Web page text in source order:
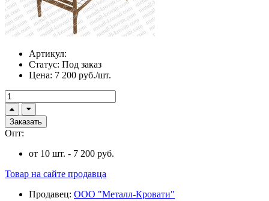
Артикул:
Статус: Под заказ
Цена: 7 200 руб./шт.
Заказать
Опт:
от 10 шт. - 7 200 руб.
Товар на сайте продавца
Продавец: ООО "Металл-Кровати"